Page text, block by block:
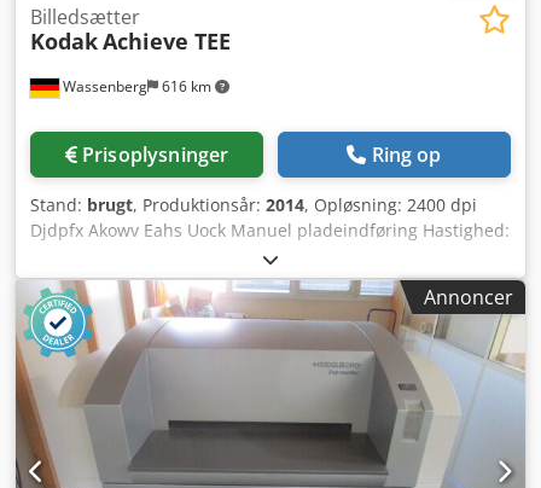
Wassenberg 616 km
Billedsætter
KodakAchieve TEE
Prisoplysninger Ring op
Stand: brugt, Produktionsår: 2014, Opløsning: 2400 dpi
Djdpfx Akowv Eahs Uock Manuel pladeindføring Hastighed:
maks. 21 plader/time Maksimal pladestørrelse: 838 x 990
mm Minimal pladestørrelse: 267 x 215 mm
Annoncer